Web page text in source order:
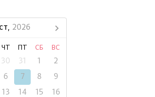
2026
ЧТ ПТ СБ ВС
30 31 1
2
6 7 8
9
13 14 15
16